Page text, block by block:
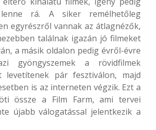
lenne rá. A siker remélhetőleg
egyrészről vannak az átlagnézők,
találnak igazán jó filmeket
a másik oldalon pedig évről-évre
gyöngyszemek a rövidfilmek
levetítenek pár fesztiválon, majd
is az interneten végzik. Ezt a
össze a Film Farm, ami tervei
újabb válogatással jelentkezik a